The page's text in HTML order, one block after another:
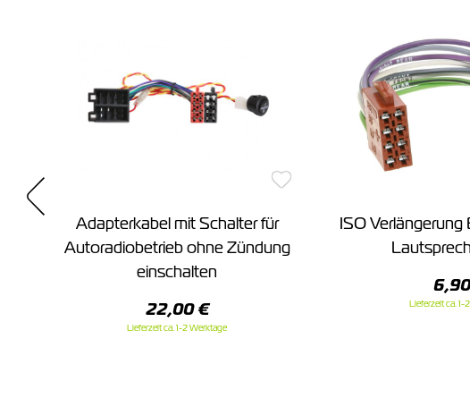
Adapterkabel mit Schalter für
Autoradiobetrieb ohne Zündung
einschalten
22,00 €
Lieferzeit ca. 1-2 Werktage
ISO
Lieferzeit ca. 1-